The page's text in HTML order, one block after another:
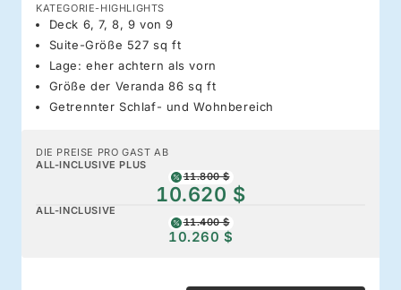
KATEGORIE-HIGHLIGHTS
Deck 6, 7, 8, 9 von 9
Suite-Größe 527 sq ft
Lage: eher achtern als vorn
Größe der Veranda 86 sq ft
Getrennter Schlaf- und Wohnbereich
DIE PREISE PRO GAST AB
ALL-INCLUSIVE PLUS
11.800 $
10.620 $
ALL-INCLUSIVE
11.400 $
10.260 $